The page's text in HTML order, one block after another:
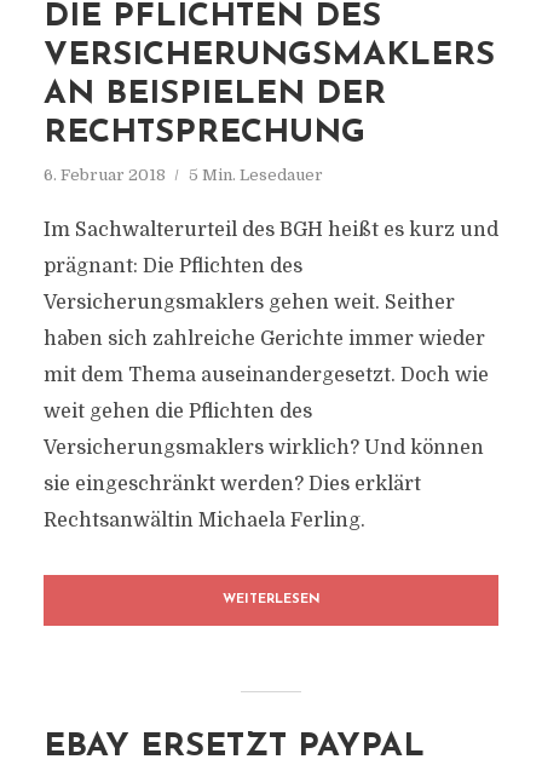
DIE PFLICHTEN DES
VERSICHERUNGSMAKLERS
AN BEISPIELEN DER
RECHTSPRECHUNG
6. Februar 2018 5 Min. Lesedauer
Im Sachwalterurteil des BGH heißt es kurz und
prägnant: Die Pflichten des
Versicherungsmaklers gehen weit. Seither
haben sich zahlreiche Gerichte immer wieder
mit dem Thema auseinandergesetzt. Doch wie
weit gehen die Pflichten des
Versicherungsmaklers wirklich? Und können
sie eingeschränkt werden? Dies erklärt
Rechtsanwältin Michaela Ferling.
WEITERLESEN
EBAY ERSETZT PAYPAL